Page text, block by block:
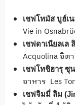
เชฟโทมัส บูฮ์เ
Vie in
เชฟดาเนียลเล
Acquolina อิต
เชฟโทชิฮารุ ซุ
อาหาร Les
เชฟจิมมี่ ลิม (